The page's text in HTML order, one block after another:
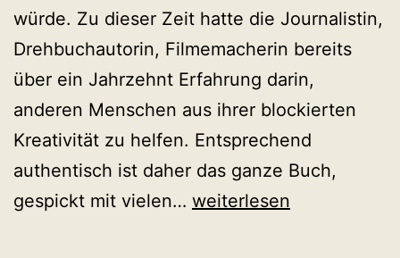
würde. Zu dieser Zeit hatte die Journalistin,
Drehbuchautorin, Filmemacherin bereits
über ein Jahrzehnt Erfahrung darin,
anderen Menschen aus ihrer blockierten
Kreativität zu helfen. Entsprechend
authentisch ist daher das ganze Buch,
gespickt mit vielen… Klassiker:
weiterlesen